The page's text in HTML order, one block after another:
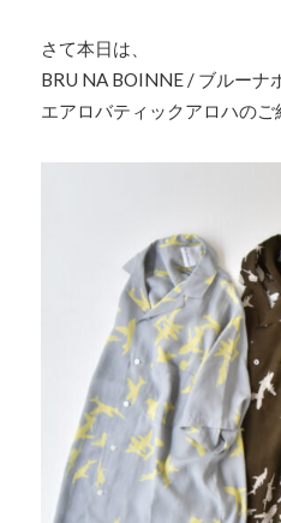
さて本日は、
BRU NA BOINNE / ブルーナ
エアロバティックアロハのご